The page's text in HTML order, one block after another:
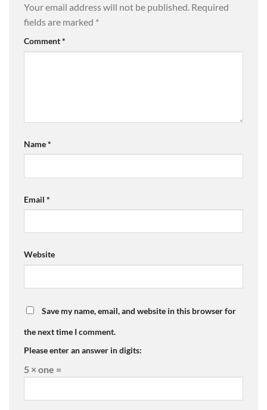
Your email address will not be published. Required
fields are marked *
Comment*
Name*
Email *
Website
Save my name, email, and website in this browser for
the next time I comment.
Please enter an answer in digits:
5 × one =